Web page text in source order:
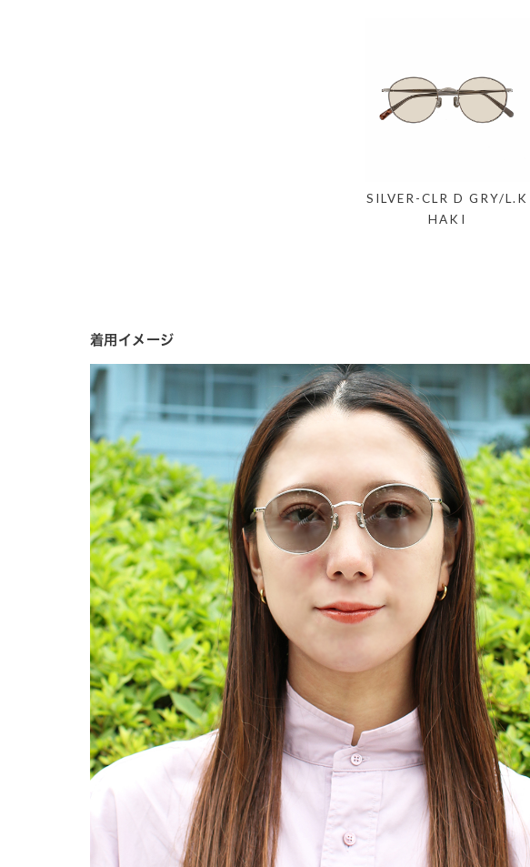
SILVER-CLR D GRY/L.K
HAKI
着用イメージ